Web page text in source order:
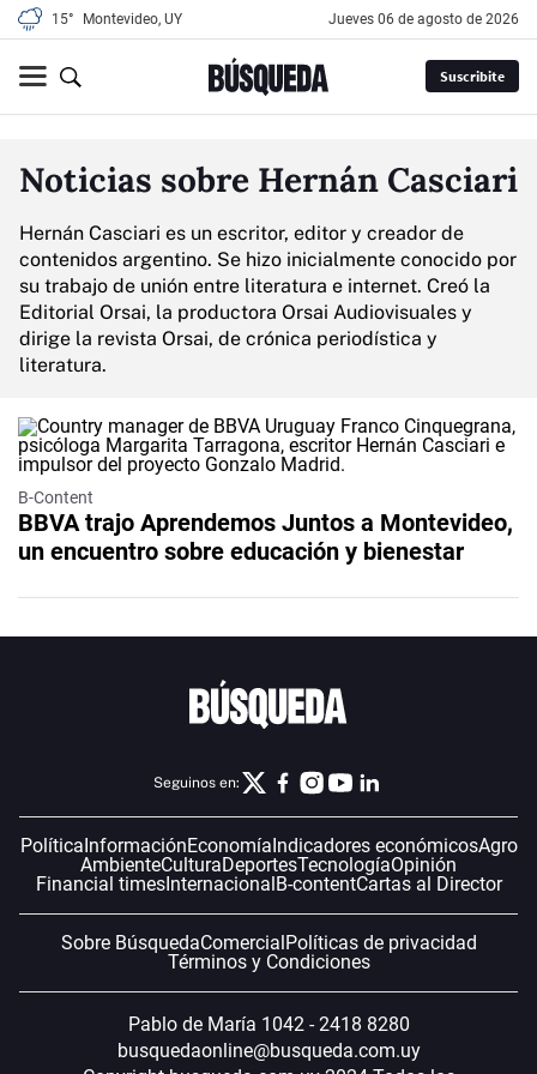
15° Montevideo, UY jueves 06 de agosto de 2026
Suscribite
Noticias sobre Hernán Casciari
Hernán Casciari es un escritor, editor y creador de
contenidos argentino. Se hizo inicialmente conocido por
su trabajo de unión entre literatura e internet. Creó la
Editorial Orsai, la productora Orsai Audiovisuales y
dirige la revista Orsai, de crónica periodística y
literatura.​
B-Content
BBVA trajo Aprendemos Juntos a Montevideo,
un encuentro sobre educación y bienestar
Seguinos en:
Política InformaciónEconomía Indicadores económicosAgro
AmbienteCulturaDeportesTecnologíaOpinión
Financial timesInternacional B-contentCartas al Director
Sobre BúsquedaComercial Políticas de privacidad
Términos y Condiciones
Pablo de María 1042 - 2418 8280
busquedaonline@busqueda.com.uy